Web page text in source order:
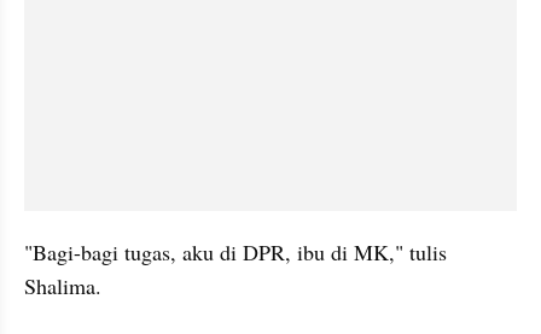
"Bagi-bagi tugas, aku di DPR, ibu di MK," tulis
Shalima.